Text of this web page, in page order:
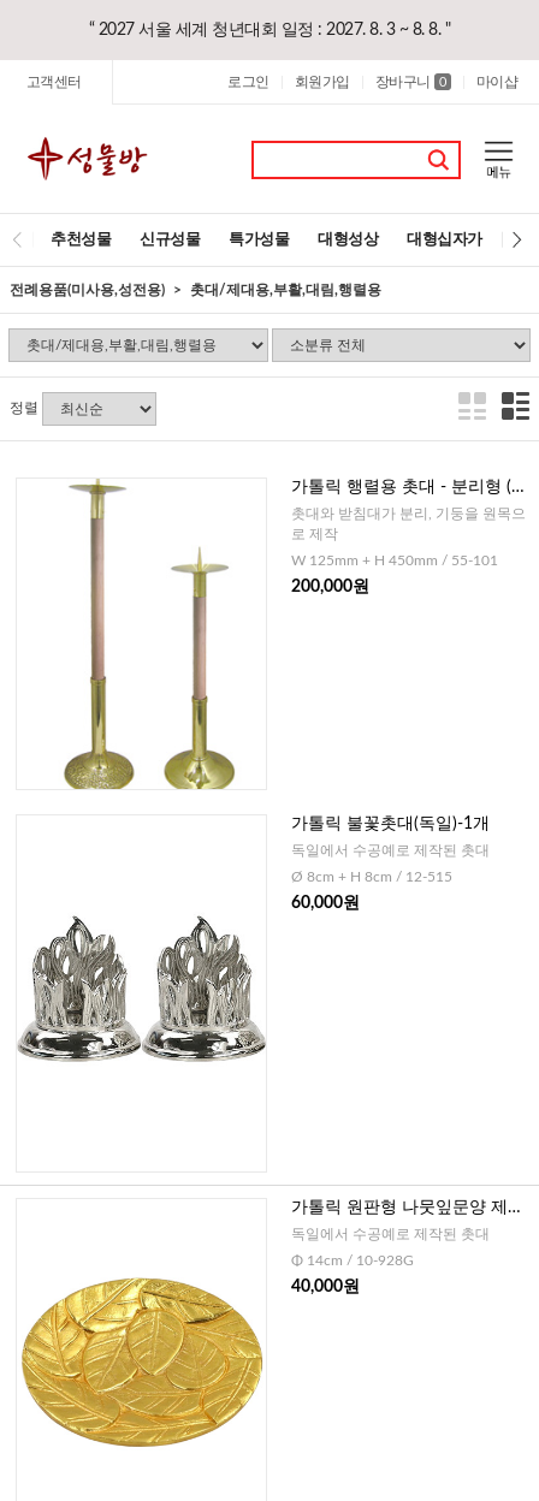
“ 2027 서울 세계 청년대회 일정 : 2027. 8. 3 ~ 8. 8. "
고객센터 로그인 회원가입 장바구니 0 마이샵
추천성물 신규성물 특가성물 대형성상 대형십자가 레
전례용품(미사용,성전용) 촛대/제대용,부활,대림,행렬용
정렬
가톨릭 행렬용 촛대 - 분리형 (원
목)
촛대와 받침대가 분리, 기둥을 원목으
로 제작
W 125mm + H 450mm / 55-101
200,000원
가톨릭 불꽃촛대(독일)-1개
독일에서 수공예로 제작된 촛대
Ø 8cm + H 8cm / 12-515
60,000원
가톨릭 원판형 나뭇잎문양 제대
용촛대(독일)-14cm(1개)
독일에서 수공예로 제작된 촛대
Φ 14cm / 10-928G
40,000원